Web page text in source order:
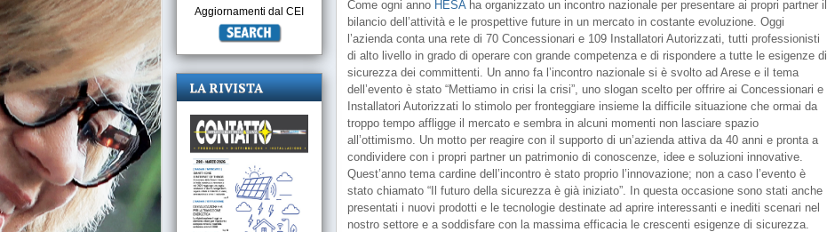
Come ogni anno HESAha organizzato un incontro nazionale per presentare ai propri partner il
bilancio dell’attività e le prospettive future in un mercato in costante evoluzione. Oggi
l’azienda conta una rete di 70 Concessionari e 109 Installatori Autorizzati, tutti professionisti
di alto livello in grado di operare con grande competenza e di rispondere a tutte le esigenze di
sicurezza dei committenti. Un anno fa l’incontro nazionale si è svolto ad Arese e il tema
dell’evento è stato “Mettiamo in crisi la crisi”, uno slogan scelto per offrire ai Concessionari e
Installatori Autorizzati lo stimolo per fronteggiare insieme la difficile situazione che ormai da
troppo tempo affligge il mercato e sembra in alcuni momenti non lasciare spazio
all’ottimismo. Un motto per reagire con il supporto di un’azienda attiva da 40 anni e pronta a
condividere con i propri partner un patrimonio di conoscenze, idee e soluzioni innovative.
Quest’anno tema cardine dell’incontro è stato proprio l’innovazione; non a caso l’evento è
stato chiamato “Il futuro della sicurezza è già iniziato”. In questa occasione sono stati anche
presentati i nuovi prodotti e le tecnologie destinate ad aprire interessanti e inediti scenari nel
nostro settore e a soddisfare con la massima efficacia le crescenti esigenze di sicurezza.
Aggiornamenti dal CEI
LA RIVISTA